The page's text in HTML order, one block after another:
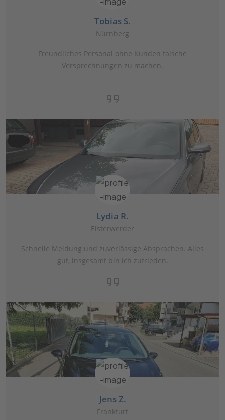
Tobias S.
Nürnberg
Freundliches Personal ohne Kunden falsche
Versprechnungen zu machen.
Lydia R.
Elsterwerder
Schnelle Meldung und zuverlässige Absprachen. Alles
gut, insgesamt bin ich zufrieden.
Jens Z.
Frankfurt